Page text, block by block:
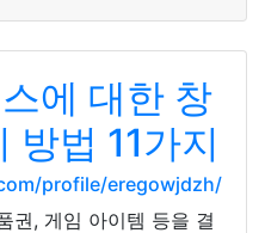
에 대한 창
방법 11가지
profile/eregowjdzh/
권, 게임 아이템 등을 결